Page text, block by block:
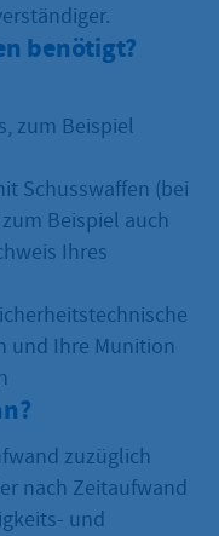
benötigt?
zum Beispiel
Schusswaffen (bei
Beispiel auch
Ihres
und Ihre Munition
zuzüglich
nach Zeitaufwand
und